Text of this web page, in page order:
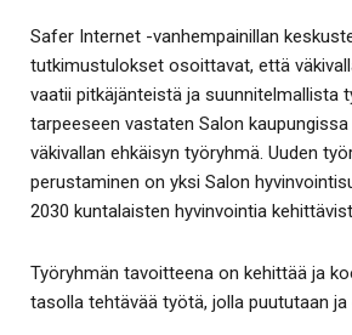
Safer Internet -vanhempainillan
tutkimustulokset osoittavat, että
vaatii pitkäjänteistä ja suunnitelmallista
tarpeeseen vastaten Salon
väkivallan ehkäisyn työryhmä. Uuden
perustaminen on yksi Salon
2030 kuntalaisten hyvinvointia
Työryhmän tavoitteena on kehittää ja
tasolla tehtävää työtä, jolla puututaan ja